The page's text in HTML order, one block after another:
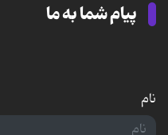
پیام شما به ما
نام